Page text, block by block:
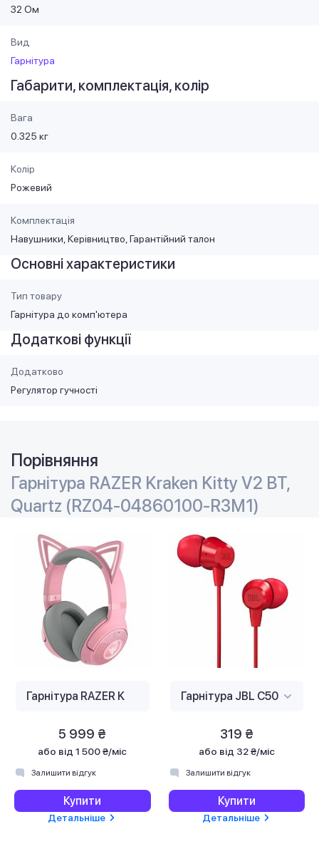
32 Ом
Вид
Гарнітура
Габарити, комплектація, колір
Вага
0.325 кг
Колір
Рожевий
Комплектація
Навушники, Керівництво, Гарантійний талон
Основні характеристики
Тип товару
Гарнітура до комп'ютера
Додаткові функції
Додатково
Регулятор гучності
Порівняння
Гарнітура RAZER Kraken Kitty V2 BT,
Quartz (RZ04-04860100-R3M1)
5 999 ₴
або від 1 500 ₴/міс
Залишити відгук
Купити
Детальніше
319 ₴
або від 32 ₴/міс
Залишити відгук
Купити
Детальніше